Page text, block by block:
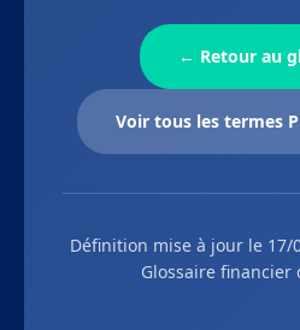
← Retour au
Voir tous les termes
Définition mise à jour le 17/
Glossaire financier